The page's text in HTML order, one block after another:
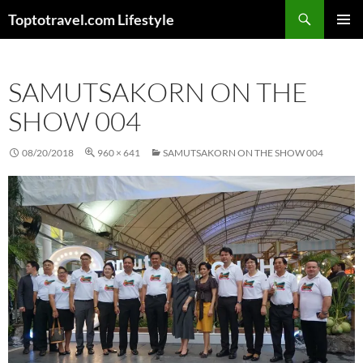
Toptotravel.com Lifestyle
SAMUTSAKORN ON THE
SHOW 004
08/20/2018 960 × 641 SAMUTSAKORN ON THE SHOW 004